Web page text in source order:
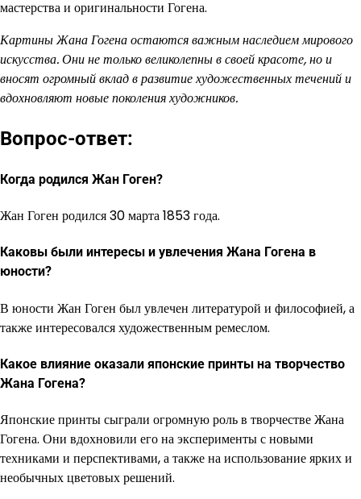
мастерства и оригинальности Гогена.
Картины Жана Гогена остаются важным наследием мирового
искусства. Они не только великолепны в своей красоте, но и
вносят огромный вклад в развитие художественных течений и
вдохновляют новые поколения художников.
Вопрос-ответ:
Когда родился Жан Гоген?
Жан Гоген родился 30 марта 1853 года.
Каковы были интересы и увлечения Жана Гогена в
юности?
В юности Жан Гоген был увлечен литературой и философией, а
также интересовался художественным ремеслом.
Какое влияние оказали японские принты на творчество
Жана Гогена?
Японские принты сыграли огромную роль в творчестве Жана
Гогена. Они вдохновили его на эксперименты с новыми
техниками и перспективами, а также на использование ярких и
необычных цветовых решений.